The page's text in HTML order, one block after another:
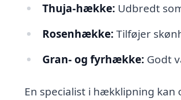
Thuja-hække: Udbredt
Rosenhække: Tilføjer
Gran- og fyrhække: Godt
En specialist i hækklipning